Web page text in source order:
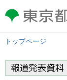
東京都 TOKYO
GOVERNMENT
トップページ